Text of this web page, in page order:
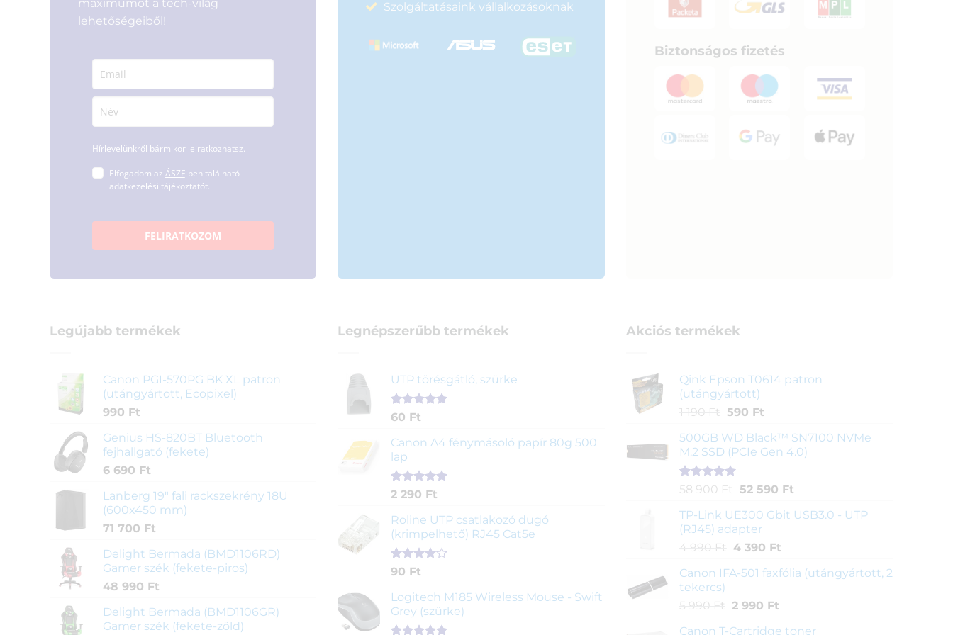
maximumot a tech-világ
lehetőségeiből!
Hírlevelünkről bármikor leiratkozhatsz.
Elfogadom az ÁSZF-ben található
adatkezelési tájékoztatót.
FELIRATKOZOM
Szolgáltatásaink vállalkozásoknak
Biztonságos fizetés
Legújabb termékek
Canon PGI-570PG BK XL patron
(utángyártott, Ecopixel)
990 Ft
Genius HS-820BT Bluetooth
fejhallgató (fekete)
6 690 Ft
Lanberg 19" fali rackszekrény 18U
(600x450 mm)
71 700 Ft
Delight Bermada (BMD1106RD)
Gamer szék (fekete-piros)
48 990 Ft
Delight Bermada (BMD1106GR)
Gamer szék (fekete-zöld)
Legnépszerűbb termékek
UTP törésgátló, szürke
Értékelés
ből,
1
értékelés
alapján
60 Ft
Canon A4 fénymásoló papír 80g 500
lap
Értékelés
ből,
2
értékelés
alapján
2 290 Ft
Roline UTP csatlakozó dugó
(krimpelhető) RJ45 Cat5e
Értékelés
5-ből,
2
értékelés
alapján
90 Ft
Logitech M185 Wireless Mouse - Swift
Grey (szürke)
Akciós termékek
Qink Epson T0614 patron
(utángyártott)
1 190 Ft Original
was:
1
190 Ft.
590 FtCurrent
is:
590 Ft.
500GB WD Black™ SN7100 NVMe
M.2 SSD (PCIe Gen 4.0)
Értékelés
ből,
1
értékelés
alapján
58 900 Ft Original
was:
58
900 Ft.
52 590 FtCurrent
is:
TP-Link UE300 Gbit USB3.0 - UTP
(RJ45) adapter
4 990 Ft Original
was:
990 Ft.
4 390 FtCurrent
is:
Canon IFA-501 faxfólia (utángyártott, 2
tekercs)
5 990 Ft Original
2 990 FtCurrent
Canon T-Cartridge toner